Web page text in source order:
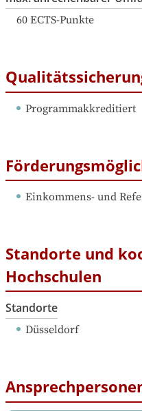
60 ECTS-Punkte
Programmakkreditiert
Einkommens- und
Standorte und
Hochschulen
Standorte
Düsseldorf